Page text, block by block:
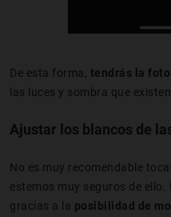
De esta forma, tendrás la
las luces y sombra que
Ajustar los blancos de
No es muy recomendable
estemos muy seguros de
gracias a la posibilidad de